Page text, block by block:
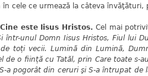
în cele ce urmează la câteva învăţături,
Cine este Iisus Hristos. Cel mai
într-unul Domn Iisus Hristos, Fiul lui
toți vecii. Lumină din Lumină,
de o ființă cu Tatăl, prin Care toate s-
a pogorât din ceruri şi S-a întrupat de